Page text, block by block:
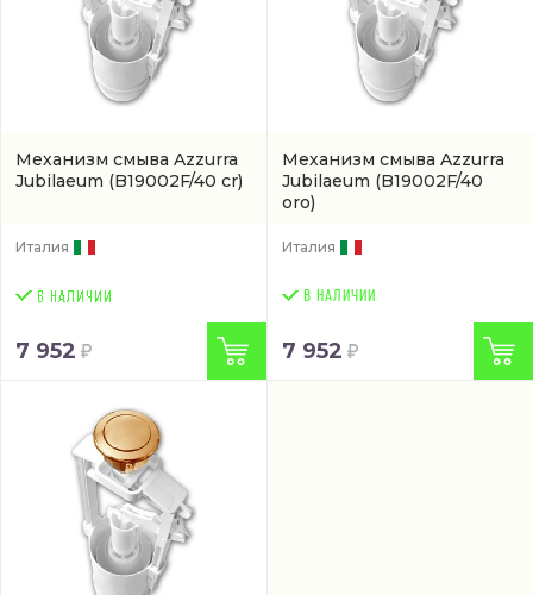
Механизм смыва Azzurra
Jubilaeum (B19002F/40 cr)
Италия
7 952
Механизм смыва Azzurra
Jubilaeum (B19002F/40
oro)
Италия
В НАЛИЧИИ
7 952